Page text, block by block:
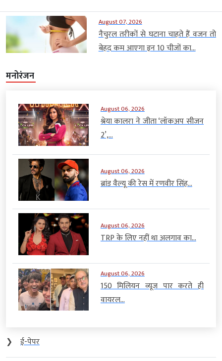
August 07, 2026
नैचुरल तरीकों से घटाना चाहते हैं वजन तो
बेहद कम आएगा इन 10 चीजों का...
मनोरंजन
August 06, 2026
श्रेया कालरा ने जीता ‘लॉकअप सीजन
2’,...
August 06, 2026
ब्रांड वैल्यू की रेस में रणवीर सिंह...
August 06, 2026
TRP के लिए नहीं था अलगाव का...
August 06, 2026
150 मिलियन व्यूज पार करते ही
वायरल...
❯
ई-पेपर